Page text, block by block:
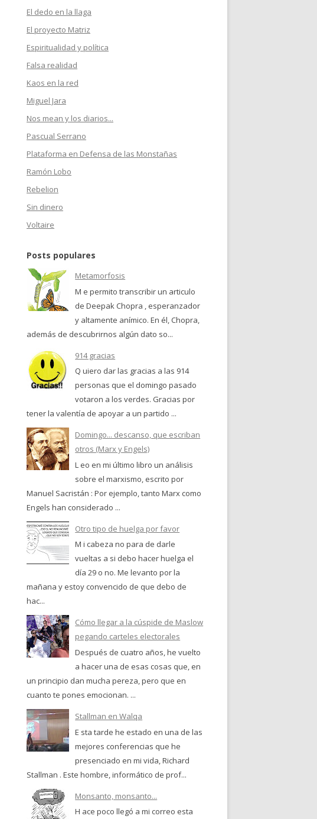
El dedo en la llaga
El proyecto Matriz
Espiritualidad y política
Falsa realidad
Kaos en la red
Miguel Jara
Nos mean y los diarios...
Pascual Serrano
Plataforma en Defensa de las Monstañas
Ramón Lobo
Rebelion
Sin dinero
Voltaire
Posts populares
Metamorfosis
M e permito transcribir un articulo
de Deepak Chopra , esperanzador
y altamente anímico. En él, Chopra,
además de descubrirnos algún dato so...
914 gracias
Q uiero dar las gracias a las 914
personas que el domingo pasado
votaron a los verdes. Gracias por
tener la valentía de apoyar a un partido ...
Domingo... descanso, que escriban
otros (Marx y Engels)
L eo en mi último libro un análisis
sobre el marxismo, escrito por
Manuel Sacristán : Por ejemplo, tanto Marx como
Engels han considerado ...
Otro tipo de huelga por favor
M i cabeza no para de darle
vueltas a si debo hacer huelga el
día 29 o no. Me levanto por la
mañana y estoy convencido de que debo de
hac...
Cómo llegar a la cúspide de Maslow
pegando carteles electorales
Después de cuatro años, he vuelto
a hacer una de esas cosas que, en
un principio dan mucha pereza, pero que en
cuanto te pones emocionan. ...
Stallman en Walqa
E sta tarde he estado en una de las
mejores conferencias que he
presenciado en mi vida, Richard
Stallman . Este hombre, informático de prof...
Monsanto, monsanto...
H ace poco llegó a mi correo esta